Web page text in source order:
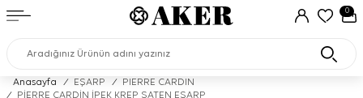
0
Anasayfa / EŞARP /
PIERRE CARDIN
/
PİERRE CARDİN İPEK KREP SATEN EŞARP